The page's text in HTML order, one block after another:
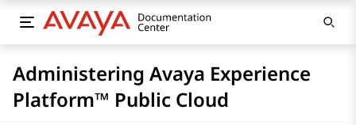
Administering Avaya Experience
Platform™ Public Cloud